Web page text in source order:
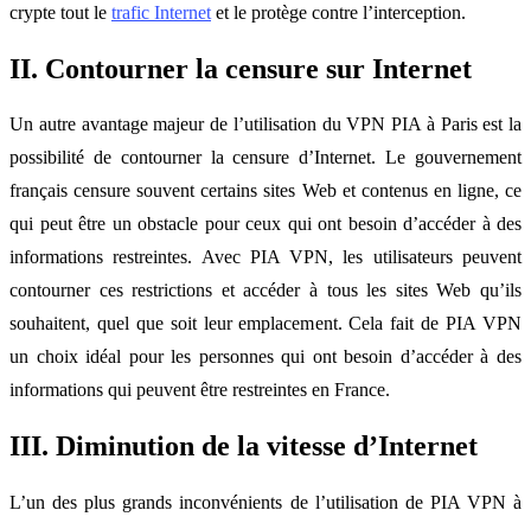
crypte tout le trafic Internet et le protège contre l’interception.
II. Contourner la censure sur Internet
Un autre avantage majeur de l’utilisation du VPN PIA à Paris est la
possibilité de contourner la censure d’Internet. Le gouvernement
français censure souvent certains sites Web et contenus en ligne, ce
qui peut être un obstacle pour ceux qui ont besoin d’accéder à des
informations restreintes. Avec PIA VPN, les utilisateurs peuvent
contourner ces restrictions et accéder à tous les sites Web qu’ils
souhaitent, quel que soit leur emplacement. Cela fait de PIA VPN
un choix idéal pour les personnes qui ont besoin d’accéder à des
informations qui peuvent être restreintes en France.
III. Diminution de la vitesse d’Internet
L’un des plus grands inconvénients de l’utilisation de PIA VPN à